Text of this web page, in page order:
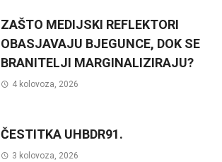
ZAŠTO MEDIJSKI REFLEKTORI
OBASJAVAJU BJEGUNCE, DOK SE
BRANITELJI MARGINALIZIRAJU?
4 kolovoza, 2026
ČESTITKA UHBDR91.
3 kolovoza, 2026